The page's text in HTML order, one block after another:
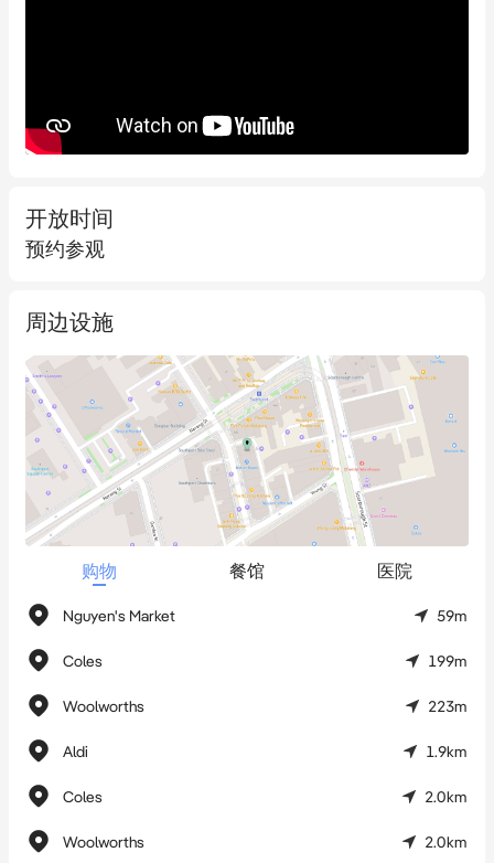
Street Motorway（直通M1高速公路）
* **自用投资两宜** – 既适合企业锁定长期据点，亦契合投资者布
局战略性地块
务市场
无论您意在收购CBD战略资产、立足黄金地段拓展业务，或是抢
占昆州东南部发展最快区域先机，29 Davenport Street以其区位
优势、空间弹性与未来增长空间，成就不可多得的机遇。
**现开放出售与租赁**
预约独家看房请联系专属代理Robert：0401023501
开放时间
预约参观
周边设施
购物 餐馆 医院
Nguyen's Market 59m
Coles 199m
Woolworths 223m
Aldi 1.9km
Coles 2.0km
Woolworths 2.0km